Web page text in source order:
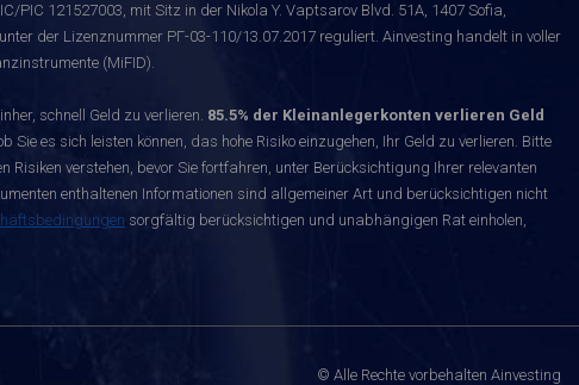
PIC 121527003, mit Sitz in der Nikola Y. Vaptsarov Blvd. 51A, 1407 Sofia,
unter der Lizenznummer РГ-03-110/13.07.2017 reguliert. Ainvesting handelt in voller
(MiFID).
schnell Geld zu verlieren. 85.5% der Kleinanlegerkonten verlieren Geld
Sie es sich leisten können, das hohe Risiko einzugehen, Ihr Geld zu verlieren. Bitte
verstehen, bevor Sie fortfahren, unter Berücksichtigung Ihrer relevanten
enthaltenen Informationen sind allgemeiner Art und berücksichtigen nicht
sorgfältig berücksichtigen und unabhängigen Rat einholen,
© Alle Rechte vorbehalten Ainvesting